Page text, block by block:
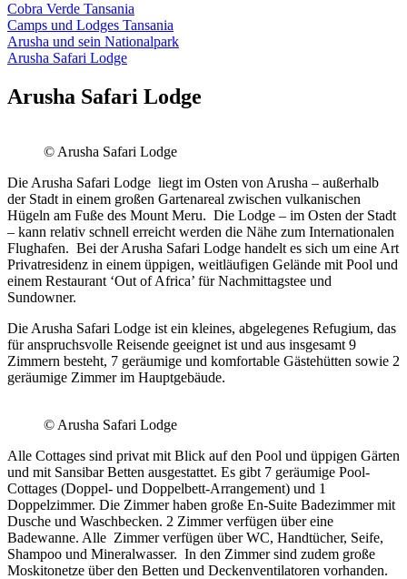
Cobra Verde Tansania
Camps und Lodges Tansania
Arusha und sein Nationalpark
Arusha Safari Lodge
Arusha Safari Lodge
© Arusha Safari Lodge
Die Arusha Safari Lodge liegt im Osten von Arusha – außerhalb
der Stadt in einem großen Gartenareal zwischen vulkanischen
Hügeln am Fuße des Mount Meru. Die Lodge – im Osten der Stadt
– kann relativ schnell erreicht werden die Nähe zum Internationalen
Flughafen. Bei der Arusha Safari Lodge handelt es sich um eine Art
Privatresidenz in einem üppigen, weitläufigen Gelände mit Pool und
einem Restaurant ‘Out of Africa’ ​​für Nachmittagstee und
Sundowner.
Die Arusha Safari Lodge ist ein kleines, abgelegenes Refugium, das
für anspruchsvolle Reisende geeignet ist und aus insgesamt 9
Zimmern besteht, 7 geräumige und komfortable Gästehütten sowie 2
geräumige Zimmer im Hauptgebäude.
© Arusha Safari Lodge
Alle Cottages sind privat mit Blick auf den Pool und üppigen Gärten
und mit Sansibar Betten ausgestattet. Es gibt 7 geräumige Pool-
Cottages (Doppel- und Doppelbett-Arrangement) und 1
Doppelzimmer. Die Zimmer haben große En-Suite Badezimmer mit
Dusche und Waschbecken. 2 Zimmer verfügen über eine
Badewanne. Alle Zimmer verfügen über WC, Handtücher, Seife,
Shampoo und Mineralwasser. In den Zimmer sind zudem große
Moskitonetze über den Betten und Deckenventilatoren vorhanden.